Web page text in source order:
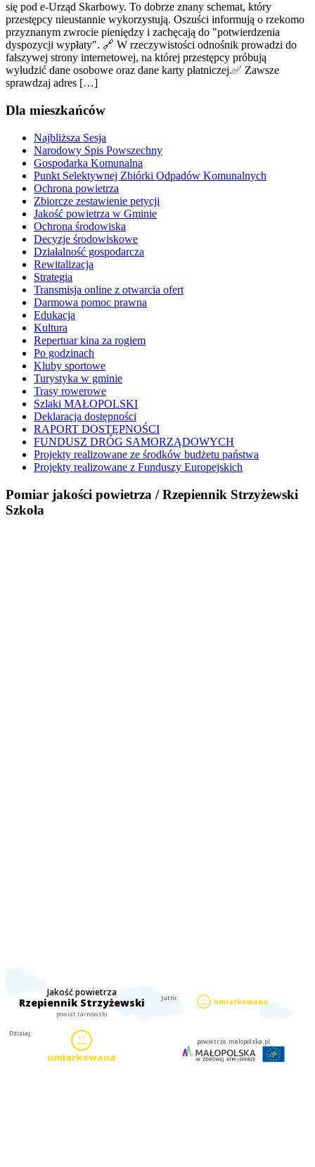
się pod e-Urząd Skarbowy. To dobrze znany schemat, który
przestępcy nieustannie wykorzystują. Oszuści informują o rzekomo
przyznanym zwrocie pieniędzy i zachęcają do "potwierdzenia
dyspozycji wypłaty". 🔗 W rzeczywistości odnośnik prowadzi do
fałszywej strony internetowej, na której przestępcy próbują
wyłudzić dane osobowe oraz dane karty płatniczej.✅ Zawsze
sprawdzaj adres […]
Dla mieszkańców
Najbliższa Sesja
Narodowy Spis Powszechny
Gospodarka Komunalna
Punkt Selektywnej Zbiórki Odpadów Komunalnych
Ochrona powietrza
Zbiorcze zestawienie petycji
Jakość powietrza w Gminie
Ochrona środowiska
Decyzje środowiskowe
Działalność gospodarcza
Rewitalizacja
Strategia
Transmisja online z otwarcia ofert
Darmowa pomoc prawna
Edukacja
Kultura
Repertuar kina za rogiem
Po godzinach
Kluby sportowe
Turystyka w gminie
Trasy rowerowe
Szlaki MAŁOPOLSKI
Deklaracja dostępności
RAPORT DOSTĘPNOŚCI
FUNDUSZ DRÓG SAMORZĄDOWYCH
Projekty realizowane ze środków budżetu państwa
Projekty realizowane z Funduszy Europejskich
Pomiar jakości powietrza / Rzepiennik Strzyżewski
Szkoła